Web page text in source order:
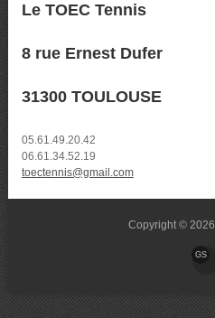
Le TOEC Tennis
8 rue Ernest Dufer
31300 TOULOUSE
05.61.49.20.42
06.61.34.52.19
toectennis@gmail.com
Copyright © 2026
GS